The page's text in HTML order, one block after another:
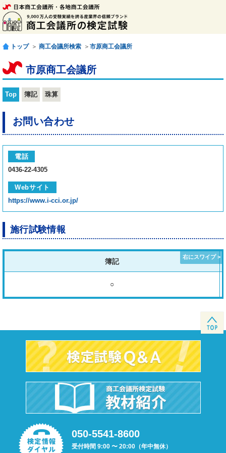
トップ ＞ 商工会議所検索 ＞ 市原商工会議所
市原商工会議所
Top 簿記 珠算
お問い合わせ
電話
0436-22-4305
Webサイト
https://www.i-cci.or.jp/
施行試験情報
簿記
○
050-5541-8600
受付時間 9:00 〜 20:00（年中無休）